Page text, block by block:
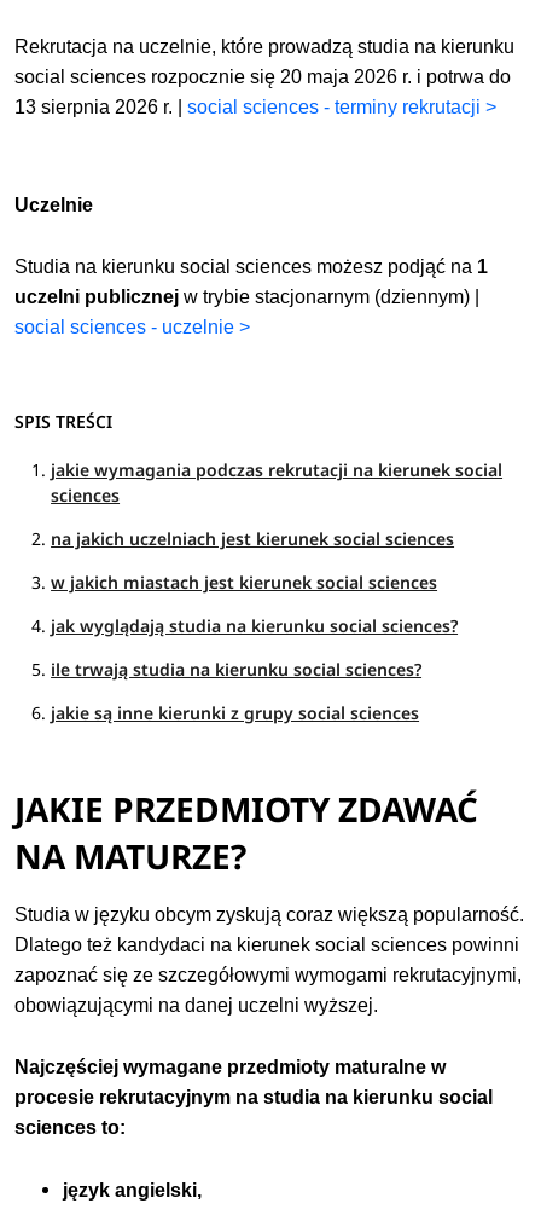
Rekrutacja na uczelnie, które prowadzą studia na kierunku
social sciences rozpocznie się 20 maja 2026 r. i potrwa do
13 sierpnia 2026 r. |social sciences - terminy rekrutacji >
Uczelnie
Studia na kierunku social sciences możesz podjąć na 1
uczelni publicznej w trybie stacjonarnym (dziennym) |
social sciences - uczelnie >
SPIS TREŚCI
jakie wymagania podczas rekrutacji na kierunek social
sciences
na jakich uczelniach jest kierunek social sciences
w jakich miastach jest kierunek social sciences
jak wyglądają studia na kierunku social sciences?
ile trwają studia na kierunku social sciences?
jakie są inne kierunki z grupy social sciences
JAKIE PRZEDMIOTY ZDAWAĆ
NA MATURZE?
Studia w języku obcym zyskują coraz większą popularność.
Dlatego też kandydaci na kierunek social sciences powinni
zapoznać się ze szczegółowymi wymogami rekrutacyjnymi,
obowiązującymi na danej uczelni wyższej.
Najczęściej wymagane przedmioty maturalne w
procesie rekrutacyjnym na studia na kierunku social
sciences to:
język angielski,